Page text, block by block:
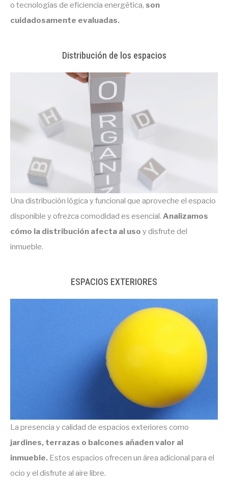
o tecnologías de eficiencia energética, son
cuidadosamente evaluadas.
Distribución de los espacios
Una distribución lógica y funcional que aproveche el espacio
disponible y ofrezca comodidad es esencial. Analizamos
cómo la distribución afecta al uso y disfrute del
inmueble.
ESPACIOS EXTERIORES
La presencia y calidad de espacios exteriores como
jardines, terrazas o balcones añaden valor al
inmueble. Estos espacios ofrecen un área adicional para el
ocio y el disfrute al aire libre.